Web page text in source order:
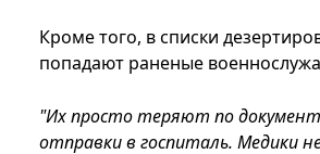
Кроме того, в списки
попадают раненые
"Их просто теряют по
отправки в госпиталь. Медики